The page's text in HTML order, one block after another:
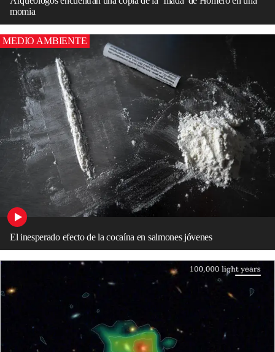
momia
MEDIO AMBIENTE
El inesperado efecto de la cocaína en salmones jóvenes